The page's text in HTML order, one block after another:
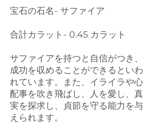
宝石の石名- サファイア
合計カラット- 0.45 カラット
サファイアを持つと自信がつき、
成功を収めることができるといわ
れています。また、イライラや心
配事を吹き飛ばし、人を愛し、真
実を探求し、貞節を守る能力を与
えられます。